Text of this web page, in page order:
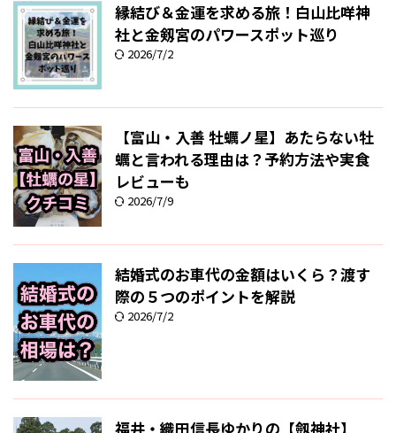
縁結び＆金運を求める旅！白山比咩神
社と金剱宮のパワースポット巡り
2026/7/2
【富山・入善 牡蠣ノ星】あたらない牡
蠣と言われる理由は？予約方法や実食
レビューも
2026/7/9
結婚式のお車代の金額はいくら？渡す
際の５つのポイントを解説
2026/7/2
福井・織田信長ゆかりの【劔神社】